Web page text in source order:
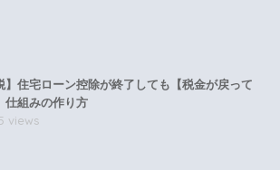
】住宅ローン控除が終了しても【税金が戻って
仕組みの作り方
views